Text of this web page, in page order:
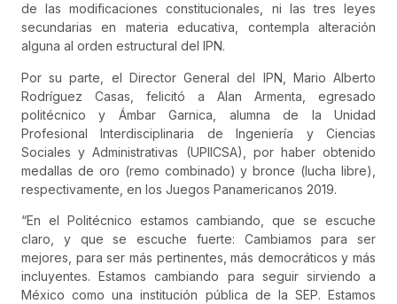
de las modificaciones constitucionales, ni las tres leyes
secundarias en materia educativa, contempla alteración
alguna al orden estructural del IPN.
Por su parte, el Director General del IPN, Mario Alberto
Rodríguez Casas, felicitó a Alan Armenta, egresado
politécnico y Ámbar Garnica, alumna de la Unidad
Profesional Interdisciplinaria de Ingeniería y Ciencias
Sociales y Administrativas (UPIICSA), por haber obtenido
medallas de oro (remo combinado) y bronce (lucha libre),
respectivamente, en los Juegos Panamericanos 2019.
“En el Politécnico estamos cambiando, que se escuche
claro, y que se escuche fuerte: Cambiamos para ser
mejores, para ser más pertinentes, más democráticos y más
incluyentes. Estamos cambiando para seguir sirviendo a
México como una institución pública de la SEP. Estamos